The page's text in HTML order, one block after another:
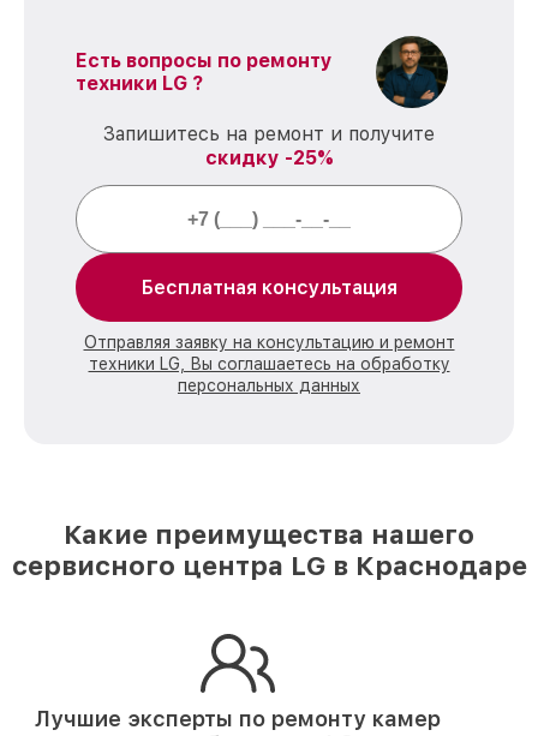
Есть вопросы по ремонту
техники LG ?
Запишитесь на ремонт и получите
скидку -25%
Бесплатная консультация
Отправляя заявку на консультацию и ремонт
техники LG, Вы соглашаетесь на обработку
персональных данных
Какие преимущества нашего
сервисного центра LG в Краснодаре
Лучшие эксперты по ремонтукамер